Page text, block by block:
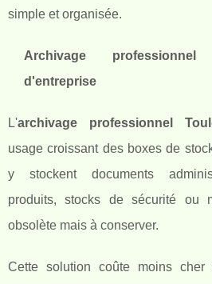
simple et organisée.
Archivage
d'entreprise
L'archivage professionnel
usage croissant des boxes de
y stockent documents
produits, stocks de sécurité ou
obsolète mais à conserver.
Cette solution coûte moins cher